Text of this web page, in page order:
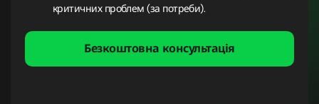
критичних проблем (за потреби).
Безкоштовна консультація